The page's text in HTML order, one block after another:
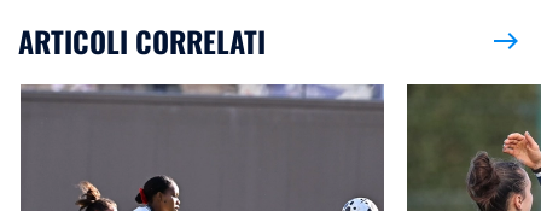
ARTICOLI CORRELATI east